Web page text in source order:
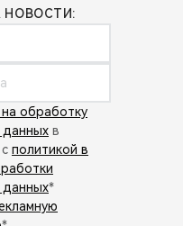
НОВОСТИ:
на обработку
данных в
политикой в
данных*